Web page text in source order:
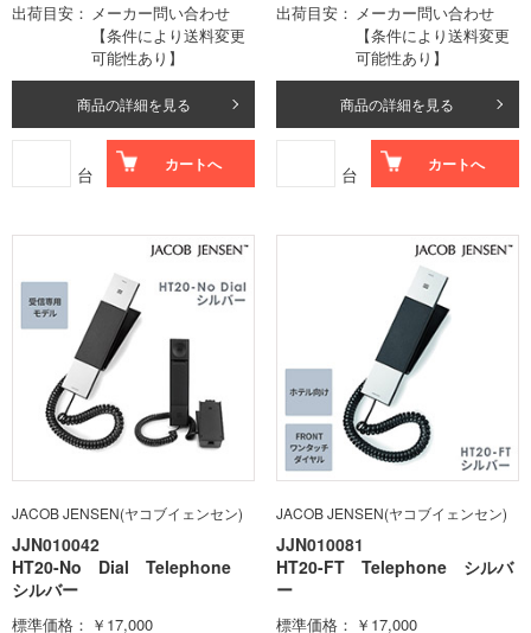
出荷目安
メーカー問い合わせ
【条件により送料変更
可能性あり】
商品の詳細を見る
台 カートへ
出荷目安
メーカー問い合わせ
【条件により送料変更
可能性あり】
商品の詳細を見る
台 カートへ
JACOB JENSEN(ヤコブイェンセン)
JJN010042
HT20-No Dial Telephone
シルバー
標準価格 ￥17,000
JACOB JENSEN(ヤコブイェンセン)
JJN010081
HT20-FT Telephone シルバ
ー
標準価格 ￥17,000